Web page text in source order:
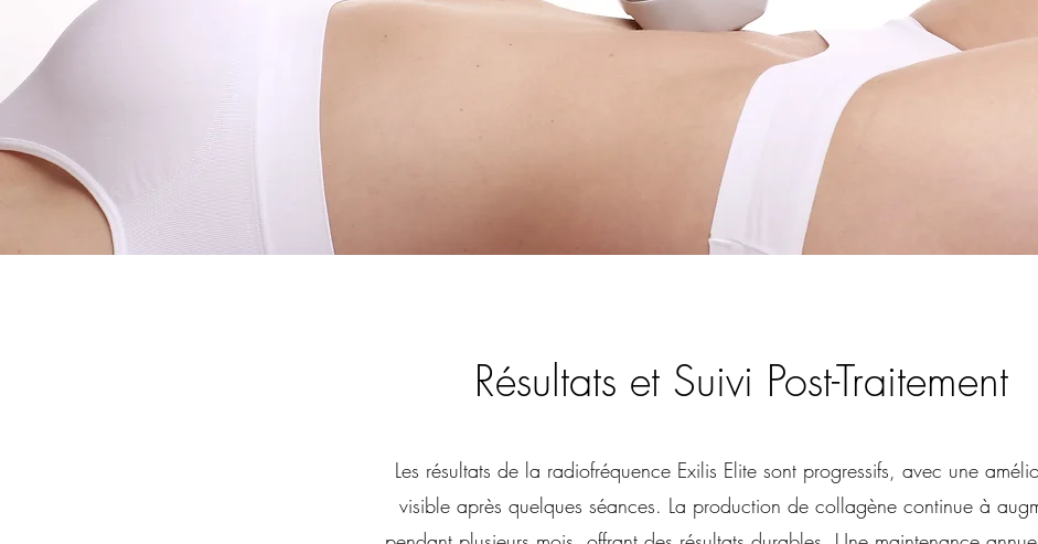
Résultats et Suivi Post-Traitement
Les résultats de la radiofréquence Exilis Elite sont progressifs, avec une
visible après quelques séances. La production de collagène continue à